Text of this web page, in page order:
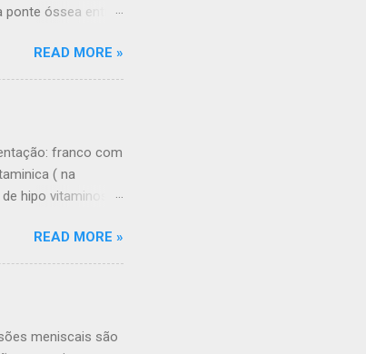
óssea entre
perto uns dos
o osso cole. Após
um osso
devemos nós
READ MORE »
franco com
( na
hipo vitaminose
é absorvido, e
deve ser
natos. o
READ MORE »
meniscais são